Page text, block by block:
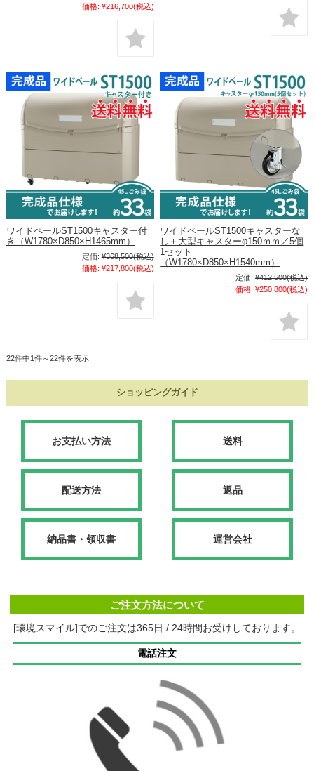
価格: ¥216,700(税込)
ワイドペールST1500キャスター付
き（W1780×D850×H1465mm）
定価: ¥368,500(税込)
価格: ¥217,800(税込)
ワイドペールST1500キャスターな
し＋大型キャスターφ150ｍｍ／5個
1セット
（W1780×D850×H1540mm）
定価: ¥412,500(税込)
価格: ¥250,800(税込)
22件中1件～22件を表示
ショッピングガイド
お支払い方法 送料
配送方法 返品
納品書・領収書 運営会社
ご注文方法について
[環境スマイル]でのご注文は365日 / 24時間お受けしております。
電話注文